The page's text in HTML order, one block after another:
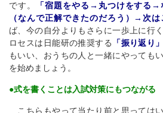
です。
「宿題をやる→丸つけをする→
（なんで正解できたのだろう）→次
ば、今の自分よりもさらに一歩上に行
ロセスは日能研の推奨する
「振り返り」
もいい、おうちの人と一緒にやっても
を始めましょう。
●式を書くことは入試対策にもつながる
こちらもやって当たり前と思っては